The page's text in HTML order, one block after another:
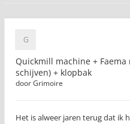
Quickmill machine +
schijven) + klopbak
doorGrimoire
Het is alweer jaren terug dat ik